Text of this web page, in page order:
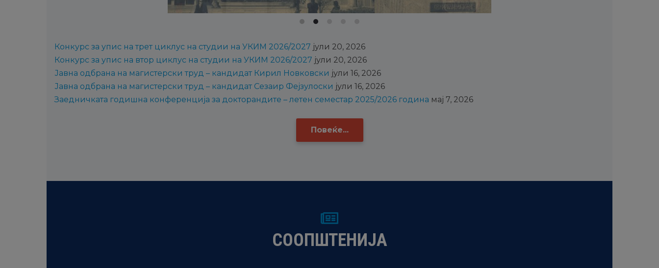
Конкурс за упис на трет циклус на студии на УКИМ 2026/2027 јули 20, 2026
Конкурс за упис на втор циклус на студии на УКИМ 2026/2027 јули 20, 2026
Јавна одбрана на магистерски труд – кандидат Кирил Новковски јули 16, 2026
Јавна одбрана на магистерски труд – кандидат Сезаир Фејзулоски јули 16, 2026
Заедничката годишна конференција за докторандите – летен семестар 2025/2026 година мај 7, 2026
Повеќе...
СООПШТЕНИЈА